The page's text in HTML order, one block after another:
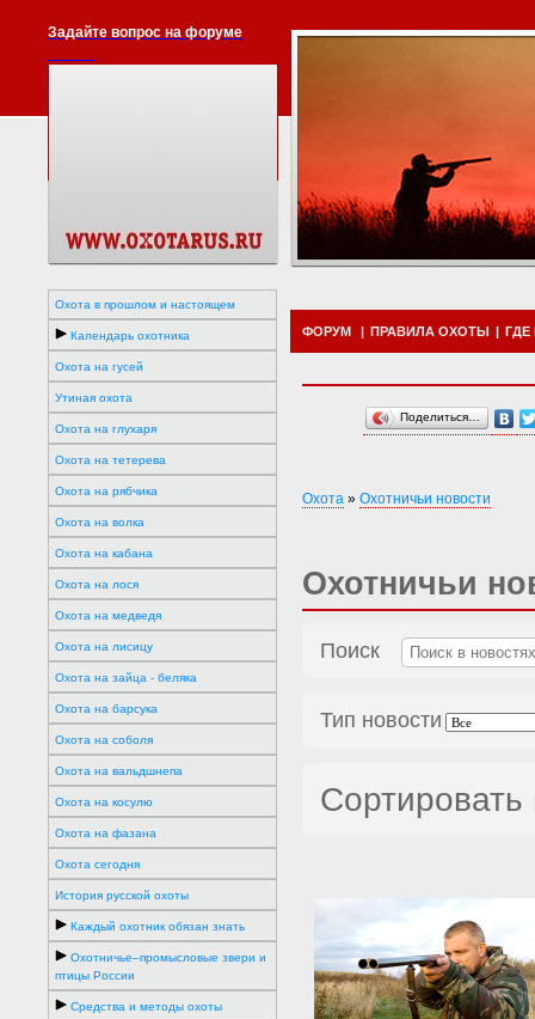
Задайте вопрос на форуме
Охота в прошлом и настоящем
Календарь охотника
Охота на гусей
Утиная охота
Охота на глухаря
Охота на тетерева
Охота на рябчика
Охота на волка
Охота на кабана
Охота на лося
Охота на медведя
Охота на лисицу
Охота на зайца - беляка
Охота на барсука
Охота на соболя
Охота на вальдшнепа
Охота на косулю
Охота на фазана
Охота сегодня
История русской охоты
Каждый охотник обязан знать
Охотничье–промысловые звери и
птицы России
Средства и методы охоты
ФОРУМ | ПРАВИЛА ОХОТЫ | ГДЕ
Поделиться…
Охота » Охотничьи новости
Охотничьи
Поиск
Тип новости